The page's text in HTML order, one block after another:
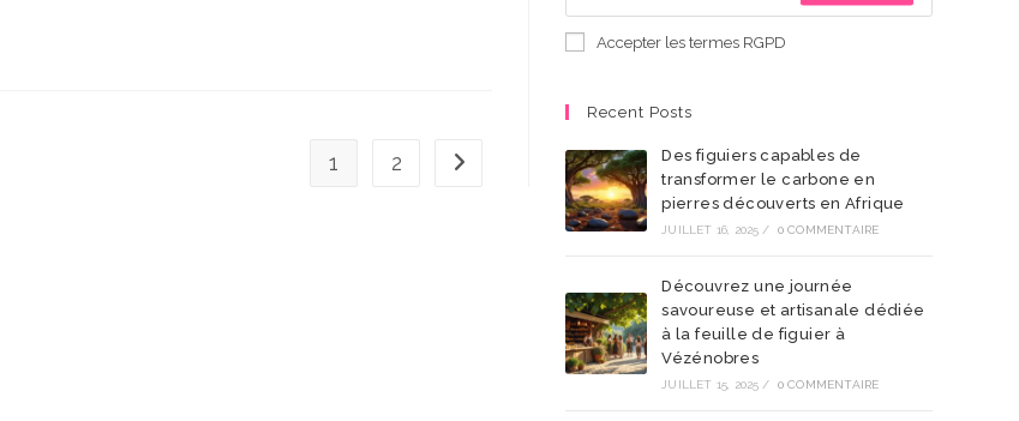
1 2 Aller à la page suivante
Accepter les termes RGPD
Recent Posts
Des figuiers capables de
transformer le carbone en
pierres découverts en Afrique
JUILLET 16, 2025 / 0 COMMENTAIRE
Découvrez une journée
savoureuse et artisanale dédiée
à la feuille de figuier à
Vézénobres
JUILLET 15, 2025 / 0 COMMENTAIRE